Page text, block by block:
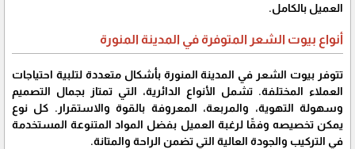
العميل بالكامل.
أنواع بيوت الشعر المتوفرة في المدينة المنورة
تتوفر بيوت الشعر في المدينة المنورة بأشكال متعددة لتلبية احتياجات
العملاء المختلفة. تشمل الأنواع الدائرية، التي تمتاز بجمال التصميم
وسهولة التهوية، والمربعة، المعروفة بالقوة والاستقرار. كل نوع
يمكن تخصيصه وفقًا لرغبة العميل بفضل المواد المتنوعة المستخدمة
في التركيب والجودة العالية التي تضمن الراحة والمتانة.